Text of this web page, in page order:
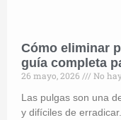
Cómo eliminar
guía completa
26 mayo, 2026
No
Las pulgas son una
y difíciles de